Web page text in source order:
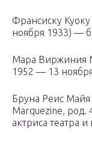
Франсиску Куоку
ноября 1933) —
Мара Виржиния
1952 — 13
Бруна Реис Майя
Marquezine, род.
актриса театра